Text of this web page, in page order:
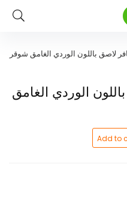
لاصق باللون الوردي الغامق شوقر
الوردي الغامق
Add to